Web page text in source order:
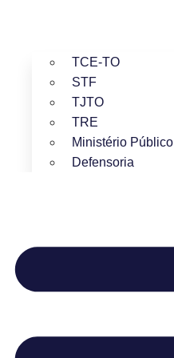
TCE-TO
STF
TJTO
TRE
Ministério Público
Defensoria